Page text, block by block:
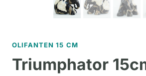
OLIFANTEN 15 CM
Triumphator